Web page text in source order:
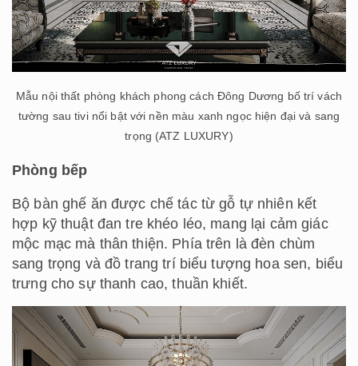
Mẫu nội thất phòng khách phong cách Đông Dương bố trí vách
tường sau tivi nổi bật với nền màu xanh ngọc hiện đại và sang
trọng (ATZ LUXURY)
Phòng bếp
Bộ bàn ghế ăn được chế tác từ gỗ tự nhiên kết
hợp kỹ thuật đan tre khéo léo, mang lại cảm giác
mộc mạc mà thân thiện. Phía trên là đèn chùm
sang trọng và đồ trang trí biểu tượng hoa sen, biểu
trưng cho sự thanh cao, thuần khiết.